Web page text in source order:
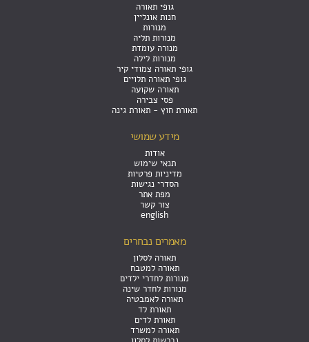
גופי תאורה
חנות אונליין
מנורות
מנורות תליה
מנורה עומדת
מנורות לילה
גופי תאורה צמודי קיר
גופי תאורה תלויים
תאורה שקועה
פסי צבירה
תאורת חוץ - תאורת גינה
מידע שמושי
אודות
תנאי שימוש
מדיניות פרטיות
הסדרי נגישות
מפת אתר
צור קשר
english
מאמרים נבחרים
תאורה לסלון
תאורה למטבח
מנורות לחדרי ילדים
מנורות לחדר שינה
תאורה לאמבטיה
תאורת לד
תאורת לדים
תאורה למשרד